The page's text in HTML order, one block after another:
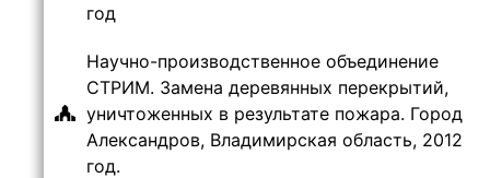
год
Научно-производственное объединение
СТРИМ. Замена деревянных перекрытий,
уничтоженных в результате пожара. Город
Александров, Владимирская область, 2012
год.